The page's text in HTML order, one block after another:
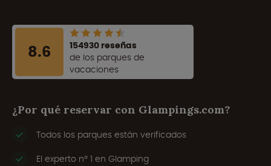
8.6
154930 reseñas
de los parques de
vacaciones
¿Por qué reservar con Glampings.com?
Todos los parques están verificados
El experto nº 1 en Glamping